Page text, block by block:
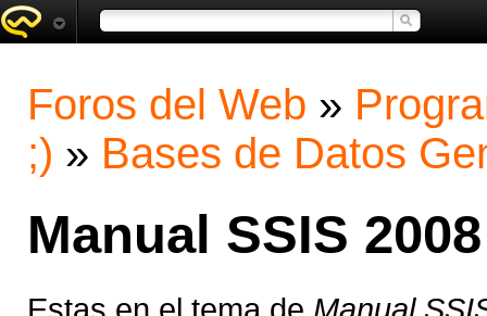
Foros del Web »
;) » Bases de Datos
Manual SSIS 2008